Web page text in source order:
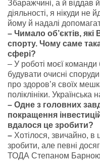
Збаражчині, а й віддав
діяльності, я нікуди не
йому й надалі
– Чимало об’єктів,
спорту. Чому саме
сфері?
– У роботі моєї
будувати очисні
про здоров’я своїх
поліклініки.
– Одне з головних
покращення
вдалося це зробити?
– Хотілося, звичайно,
зробити, але певні
ТОДА Степаном Барною